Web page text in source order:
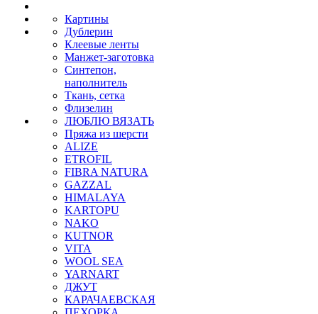
Картины
Дублерин
Клеевые ленты
Манжет-заготовка
Синтепон,
наполнитель
Ткань, сетка
Флизелин
ЛЮБЛЮ ВЯЗАТЬ
Пряжа из шерсти
ALIZE
ETROFIL
FIBRA NATURA
GAZZAL
HIMALAYA
KARTOPU
NAKO
KUTNOR
VITA
WOOL SEA
YARNART
ДЖУТ
КАРАЧАЕВСКАЯ